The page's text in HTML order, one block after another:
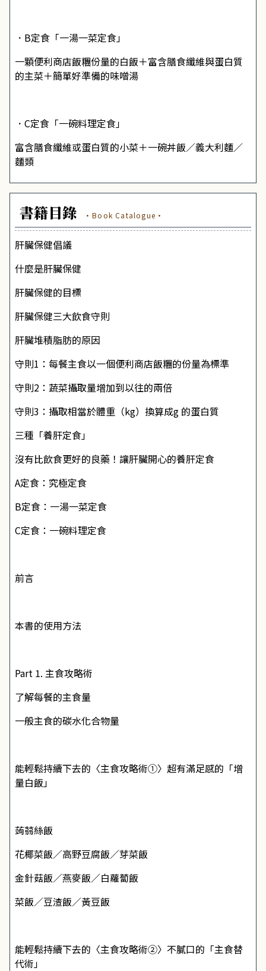
．B定食「一湯一菜定食」
一顆便利商店飯糰份量的白飯＋富含膳食纖維與蛋白質
的主菜＋簡單好準備的味噌湯
．C定食「一碗料理定食」
富含膳食纖維或蛋白質的小菜＋一碗丼飯／義大利麵／
麵類
書籍目錄 ·Book Catalogue·
肝臟保健倡議
什麼是肝臟保健
肝臟保健的目標
肝臟保健三大飲食守則
肝臟堆積脂肪的原因
守則1：每餐主食以一個便利商店飯糰的份量為標準
守則2：蔬菜攝取量增加到以往的兩倍
守則3：攝取相當於體重（kg）換算成g 的蛋白質
三種「養肝定食」
沒有比飲食更好的良藥！讓肝臟開心的養肝定食
A定食：究極定食
B定食：一湯一菜定食
C定食：一碗料理定食
前言
本書的使用方法
Part 1. 主食攻略術
了解每餐的主食量
一般主食的碳水化合物量
能輕鬆持續下去的〈主食攻略術①〉超有滿足感的「增
量白飯」
蒟蒻絲飯
花椰菜飯／高野豆腐飯／芽菜飯
金針菇飯／燕麥飯／白蘿蔔飯
菜飯／豆渣飯／黃豆飯
能輕鬆持續下去的〈主食攻略術②〉不膩口的「主食替
代術」